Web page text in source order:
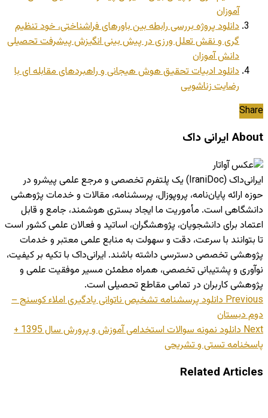
آموزان
دانلود پروژه بررسی رابطه بین باورهای فراشناختی، خود تنظیم
گری و نقش تعلل ورزی در پیش بینی انگیزش پیشرفت تحصیلی
دانش آموزان
دانلود ادبیات تحقیق هوش هیجانی و راهبردهای مقابله ای با
رضایت زناشویی
Share
About ایرانی داک
ایرانی‌داک (IraniDoc) یک پلتفرم تخصصی و مرجع علمی پیشرو در
حوزه ارائه پایان‌نامه، پروپوزال، پرسشنامه، مقالات و خدمات پژوهشی
دانشگاهی است. مأموریت ما ایجاد بستری هوشمند، جامع و قابل
اعتماد برای دانشجویان، پژوهشگران، اساتید و فعالان علمی کشور است
تا بتوانند با سرعت، دقت و سهولت به منابع علمی معتبر و خدمات
پژوهشی تخصصی دسترسی داشته باشند. ایرانی‌داک با تکیه بر کیفیت،
نوآوری و پشتیبانی تخصصی، همراه مطمئن مسیر موفقیت علمی و
پژوهشی کاربران در تمامی مقاطع تحصیلی است.
Previousدانلود پرسشنامه تشخيص ناتوانی یادگیری املاء کوسنج –
دوم دبستان
Next
دانلود نمونه سوالات استخدامی آموزش و پرورش سال 1395 +
پاسخنامه تستی و تشریحی
Related Articles